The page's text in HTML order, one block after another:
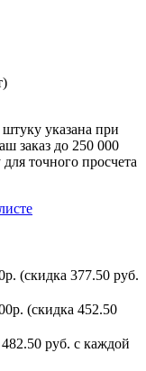
указана при
заказ до 250 000
точного просчета
(скидка 377.50 руб.
(скидка 452.50
482.50 руб. с каждой